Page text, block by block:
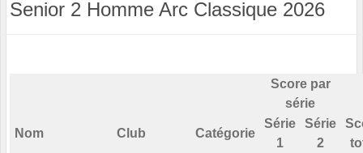
Senior 2 Homme Arc Classique 2026
Score par
série
Nom Club Catégorie
Série
1
Série
2